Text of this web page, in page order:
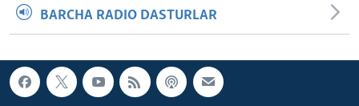
BARCHA RADIO DASTURLAR